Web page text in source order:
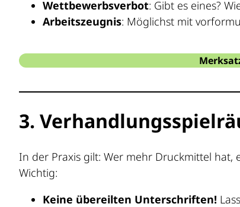
Wettbewerbsverbot: Gibt es eines?
Arbeitszeugnis: Möglichst mit
3.
In der Praxis gilt: Wer mehr Druckmittel hat,
Wichtig:
Keine übereilten Unterschriften!